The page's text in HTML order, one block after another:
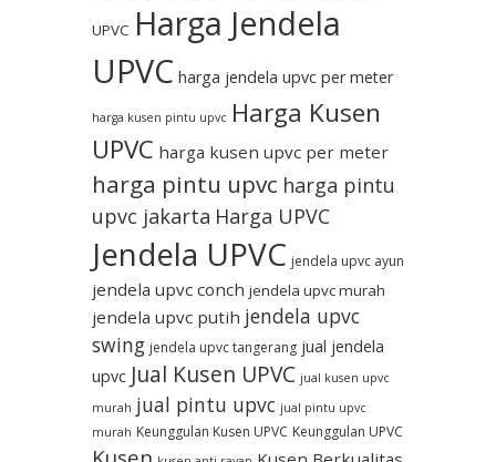
UPVC Harga Jendela
UPVC harga jendela upvc per meter
harga kusen pintu upvc Harga Kusen
UPVC harga kusen upvc per meter
harga pintu upvc harga pintu
upvc jakarta Harga UPVC
Jendela UPVC jendela upvc ayun
jendela upvc conch jendela upvc murah
jendela upvc putih jendela upvc
swing jendela upvc tangerang jual jendela
upvc Jual Kusen UPVC jual kusen upvc
murah jual pintu upvc jual pintu upvc
murah Keunggulan Kusen UPVC Keunggulan UPVC